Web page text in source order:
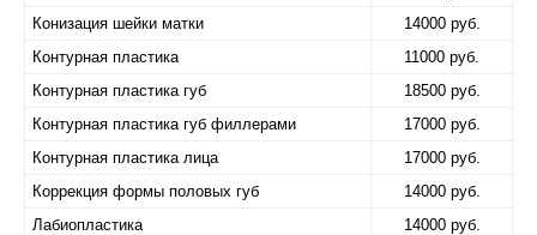
Конизация шейки матки
14000 руб.
Контурная пластика
11000 руб.
Контурная пластика губ
18500 руб.
Контурная пластика губ филлерами
17000 руб.
Контурная пластика лица
17000 руб.
Коррекция формы половых губ
14000 руб.
Лабиопластика
14000 руб.